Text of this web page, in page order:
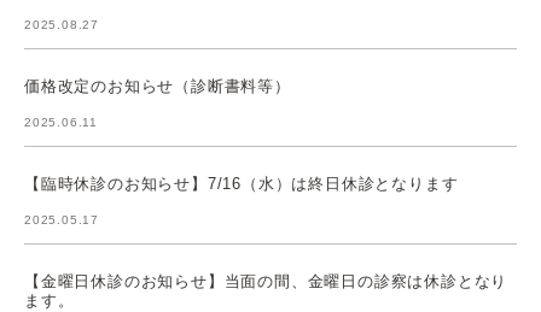
2025.08.27
価格改定のお知らせ（診断書料等）
2025.06.11
【臨時休診のお知らせ】7/16（水）は終日休診となります
2025.05.17
【金曜日休診のお知らせ】当面の間、金曜日の診察は休診となり
ます。